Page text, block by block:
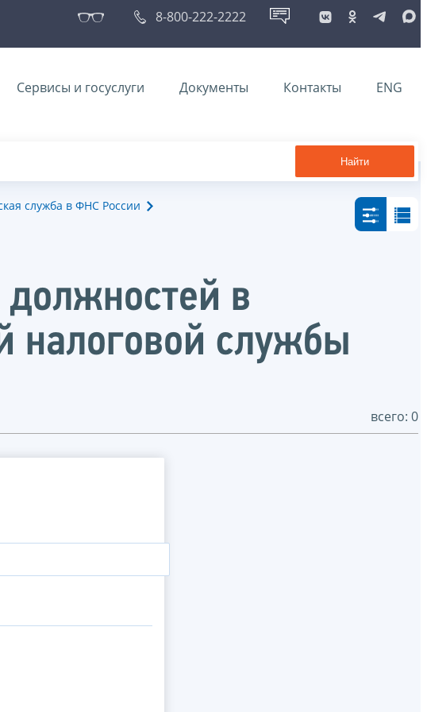
8-800-222-2222
Сервисы и госуслуги Документы Контакты ENG
Найти
служба в ФНС России
в
налоговой службы
всего: 0